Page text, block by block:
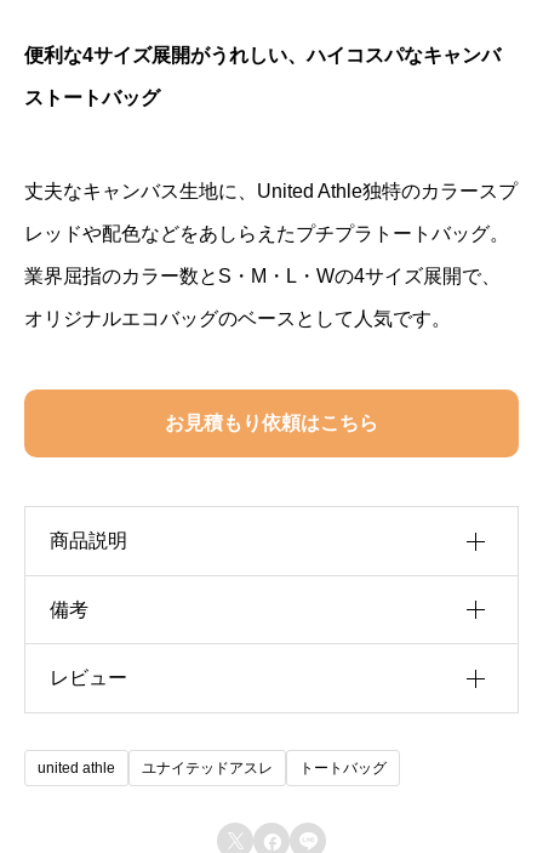
便利な4サイズ展開がうれしい、ハイコスパなキャンバ
ストートバッグ
丈夫なキャンバス生地に、United Athle独特のカラースプ
レッドや配色などをあしらえたプチプラトートバッグ。
業界屈指のカラー数とS・M・L・Wの4サイズ展開で、
オリジナルエコバッグのベースとして人気です。
お見積もり依頼はこちら
商品説明
生産国：
中国・インド
素材：
リエステル 65％、綿 35％) 生地目付
備考
カラー 9834 ブラック/ブラック＆ホワイト, 0002 ブラック,
scrollable
レビュー
レビュー投稿には、会員登録が必要です。
会員登録する
united athle ユナイテッドアスレ トートバッグ
  